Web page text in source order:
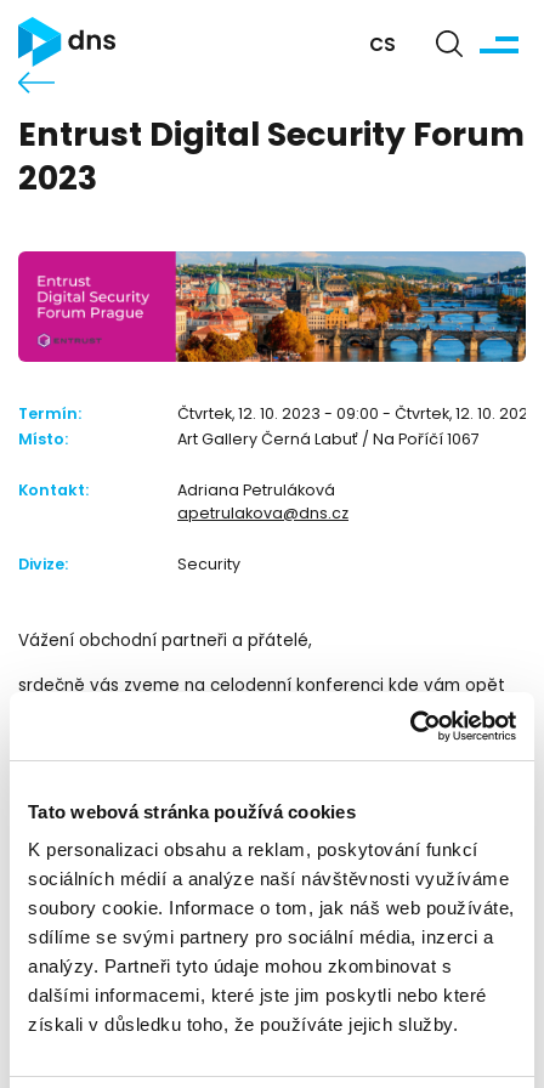
Tato webová stránka používá cookies
K personalizaci obsahu a reklam, poskytování funkcí
sociálních médií a analýze naší návštěvnosti využíváme
soubory cookie. Informace o tom, jak náš web používáte,
sdílíme se svými partnery pro sociální média, inzerci a
analýzy. Partneři tyto údaje mohou zkombinovat s
dalšími informacemi, které jste jim poskytli nebo které
získali v důsledku toho, že používáte jejich služby.
CS
Entrust Digital Security Forum
2023
Termín: Čtvrtek, 12. 10. 2023 - 09:00 - Čtvrtek, 12. 10. 2023
Místo: Art Gallery Černá Labuť / Na Poříčí 1067
Kontakt:
Adriana Petruláková
apetrulakova@dns.cz
Divize: Security
Vážení obchodní partneři a přátelé,
srdečně vás zveme na celodenní konferenci kde vám opět
představíme novinky a trendy společnosti Entrust.
Čtvrtek, 12. října 2023
Art Gallery Černá Labuť
9:00 - 16:00
Agenda:
Entrust Zero Trust including Post Quantum
Entrust PKI